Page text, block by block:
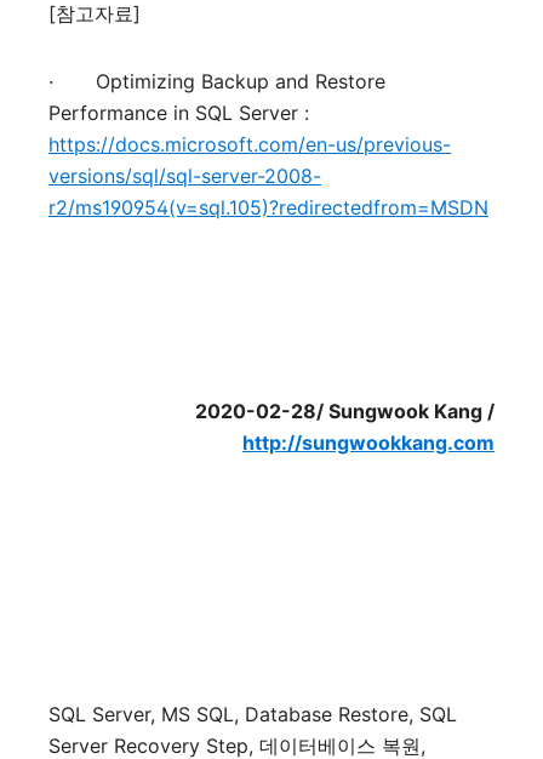
[참고자료]
·
Optimizing Backup and Restore
Performance in SQL Server :
https://docs.microsoft.com/en-us/previous-
versions/sql/sql-server-2008-
r2/ms190954(v=sql.105)?redirectedfrom=MSDN
2020-02-28/ Sungwook Kang /
http://sungwookkang.com
SQL Server, MS SQL, Database Restore, SQL
Server Recovery Step, 데이터베이스 복원,